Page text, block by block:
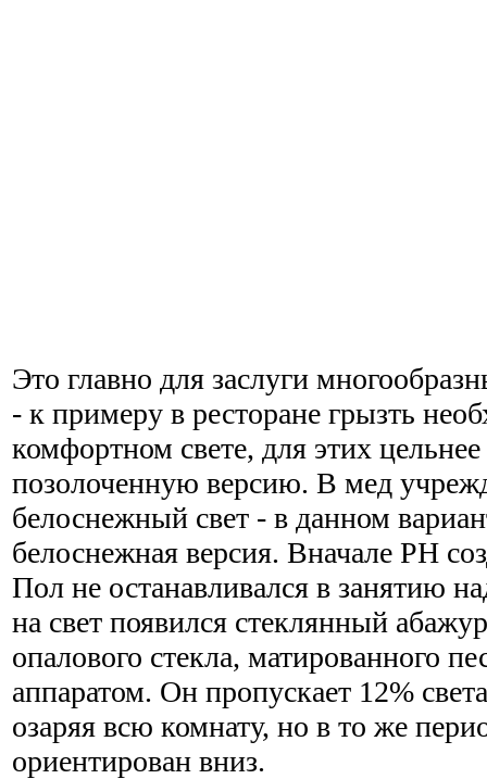
Это главно для заслуги
- к примеру в ресторане грызть
комфортном свете, для этих
позолоченную версию. В мед
белоснежный свет - в данном
белоснежная версия. Вначале PH
Пол не останавливался в занятию
на свет появился стеклянный
опалового стекла, матированного
аппаратом. Он пропускает 12%
озаряя всю комнату, но в то же
ориентирован вниз.